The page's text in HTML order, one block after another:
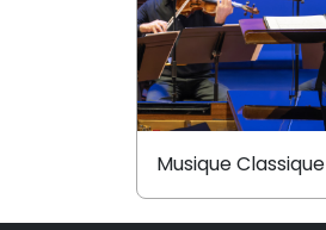
Musique Classique